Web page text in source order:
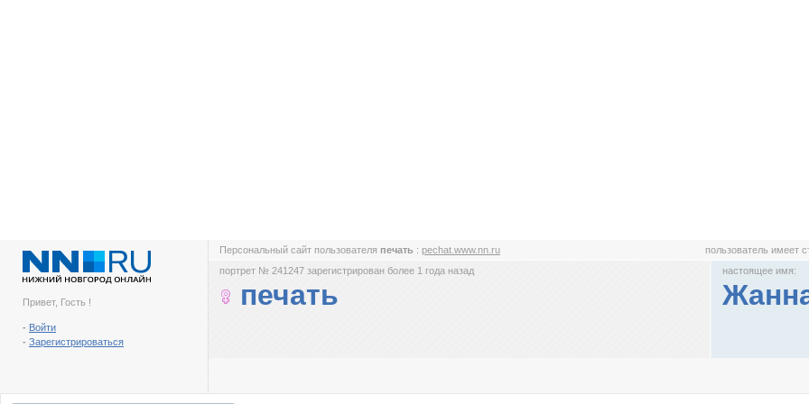
Привет, Гость !
- Войти
- Зарегистрироваться
Персональный сайт пользователя печать : pechat.www.nn.ru пользователь имеет
портрет № 241247 зарегистрирован более 1 года назад
печать
настоящее имя: